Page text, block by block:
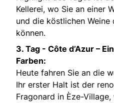
Kellerei, wo Sie an einer
und die köstlichen
können.
3. Tag - Côte d’Azur –
Farben:
Heute fahren Sie an die
Ihr erster Halt ist der
Fragonard in Èze-